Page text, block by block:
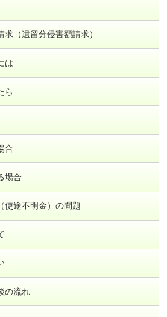
（遺留分侵害額請求）
は
ら
合
場合
使途不明金）の問題
の流れ